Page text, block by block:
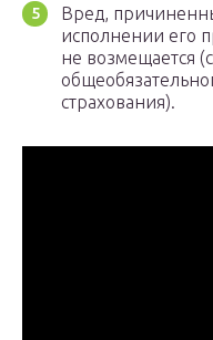
Вред,
исполнении его
не возмещается
страхования).